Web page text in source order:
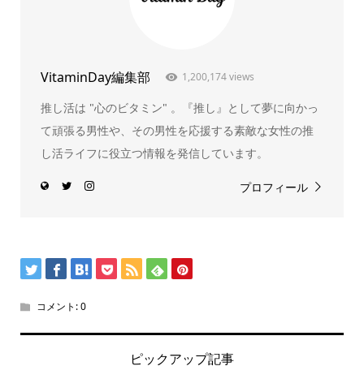
VitaminDay編集部 1,200,174 views
推し活は "心のビタミン" 。『推し』として夢に向かっ
て頑張る男性や、その男性を応援する素敵な女性の推
し活ライフに役立つ情報を発信しています。
プロフィール
コメント:0
ピックアップ記事